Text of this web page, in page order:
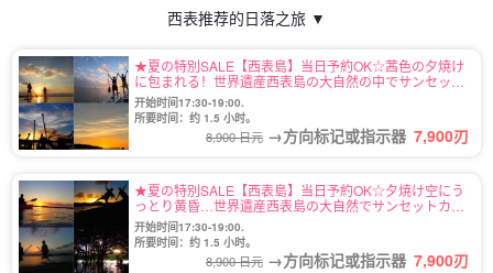
西表推荐的日落之旅 ▼
★夏の特別SALE【西表島】当日予約OK☆茜色の夕焼け
に包まれる！世界遺産西表島の大自然の中でサンセット
SUPツアー★《写真無料＆上原地区送迎OK》（No.4）
开始时间17:30-19:00.
所要时间：约 1.5 小时。
8,900 日元 →方向标记或指示器 7,900刃
★夏の特別SALE【西表島】当日予約OK☆夕焼け空にう
っとり黄昏…世界遺産西表島の大自然でサンセットカヌ
ー★《写真無料＆上原地区送迎OK》（No.7）
开始时间17:30-19:00.
所要时间：约 1.5 小时。
8,900 日元 →方向标记或指示器 7,900刃